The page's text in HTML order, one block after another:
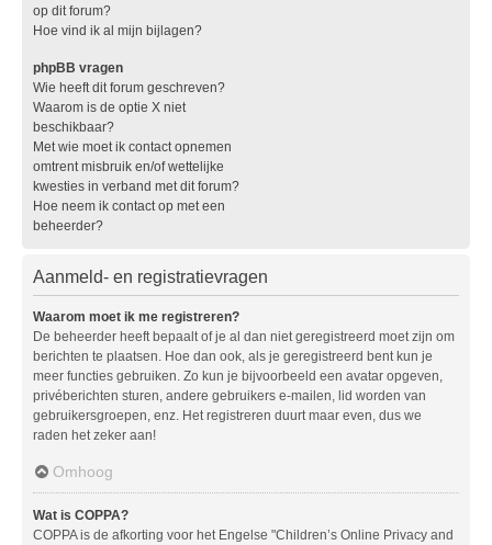
op dit forum?
Hoe vind ik al mijn bijlagen?
phpBB vragen
Wie heeft dit forum geschreven?
Waarom is de optie X niet
beschikbaar?
Met wie moet ik contact opnemen
omtrent misbruik en/of wettelijke
kwesties in verband met dit forum?
Hoe neem ik contact op met een
beheerder?
Aanmeld- en registratievragen
Waarom moet ik me registreren?
De beheerder heeft bepaalt of je al dan niet geregistreerd moet zijn om
berichten te plaatsen. Hoe dan ook, als je geregistreerd bent kun je
meer functies gebruiken. Zo kun je bijvoorbeeld een avatar opgeven,
privéberichten sturen, andere gebruikers e-mailen, lid worden van
gebruikersgroepen, enz. Het registreren duurt maar even, dus we
raden het zeker aan!
Omhoog
Wat is COPPA?
COPPA is de afkorting voor het Engelse "Children’s Online Privacy and